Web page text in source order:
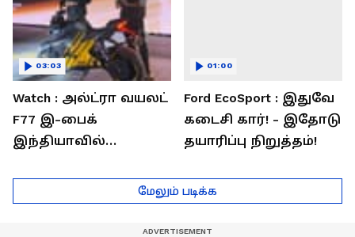
Watch : அல்ட்ரா வயலட்
F77 இ-பைக்
இந்தியாவில்
சார்ஜில் 307கி.மீ
பயணம்!
03:03
Ford EcoSport : இதுவே
கடைசி கார்! - இதோடு
தயாரிப்பு நிறுத்தம்!
01:00
மேலும் படிக்க